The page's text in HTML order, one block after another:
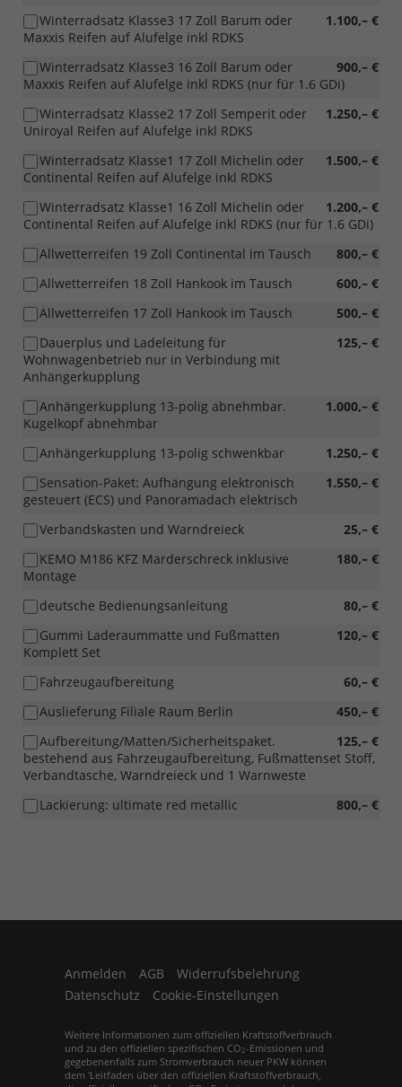
1.100,– €
Winterradsatz Klasse3 17 Zoll Barum oder
Maxxis Reifen auf Alufelge inkl RDKS
900,– €
Winterradsatz Klasse3 16 Zoll Barum oder
Maxxis Reifen auf Alufelge inkl RDKS (nur für 1.6 GDi)
1.250,– €
Winterradsatz Klasse2 17 Zoll Semperit oder
Uniroyal Reifen auf Alufelge inkl RDKS
1.500,– €
Winterradsatz Klasse1 17 Zoll Michelin oder
Continental Reifen auf Alufelge inkl RDKS
1.200,– €
Winterradsatz Klasse1 16 Zoll Michelin oder
Continental Reifen auf Alufelge inkl RDKS (nur für 1.6 GDi)
800,– €
Allwetterreifen 19 Zoll Continental im Tausch
600,– €
Allwetterreifen 18 Zoll Hankook im Tausch
500,– €
Allwetterreifen 17 Zoll Hankook im Tausch
125,– €
Dauerplus und Ladeleitung für
Wohnwagenbetrieb nur in Verbindung mit
Anhängerkupplung
1.000,– €
Anhängerkupplung 13-polig abnehmbar.
Kugelkopf abnehmbar
1.250,– €
Anhängerkupplung 13-polig schwenkbar
1.550,– €
Sensation-Paket: Aufhängung elektronisch
gesteuert (ECS) und Panoramadach elektrisch
25,– €
Verbandskasten und Warndreieck
180,– €
KEMO M186 KFZ Marderschreck inklusive
Montage
80,– €
deutsche Bedienungsanleitung
120,– €
Gummi Laderaummatte und Fußmatten
Komplett Set
60,– €
Fahrzeugaufbereitung
450,– €
Auslieferung Filiale Raum Berlin
125,– €
Aufbereitung/Matten/Sicherheitspaket.
bestehend aus Fahrzeugaufbereitung, Fußmattenset Stoff,
Verbandtasche, Warndreieck und 1 Warnweste
800,– €
Lackierung: ultimate red metallic
Anmelden AGB
Widerrufsbelehrung
Datenschutz
Cookie-Einstellungen
Weitere Informationen zum offiziellen Kraftstoffverbrauch
und zu den offiziellen spezifischen CO2-Emissionen und
gegebenenfalls zum Stromverbrauch neuer PKW können
dem 'Leitfaden über den offiziellen Kraftstoffverbrauch,